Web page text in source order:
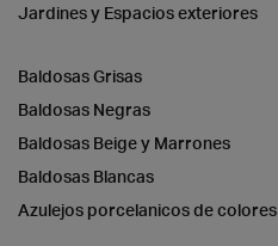
Jardines y Espacios exteriores
Baldosas Grisas
Baldosas Negras
Baldosas Beige y Marrones
Baldosas Blancas
Azulejos porcelanicos de colores